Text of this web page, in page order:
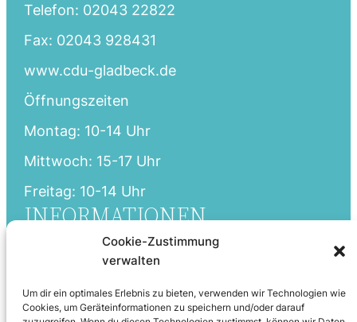
Cookie-Zustimmung
verwalten
Um dir ein optimales Erlebnis zu bieten, verwenden wir Technologien wie
Cookies, um Geräteinformationen zu speichern und/oder darauf
Telefon: 02043 22822
Fax: 02043 928431
www.cdu-gladbeck.de
Öffnungszeiten
Montag: 10-14 Uhr
Mittwoch: 15-17 Uhr
Freitag: 10-14 Uhr
INFORMATIONEN
Partei